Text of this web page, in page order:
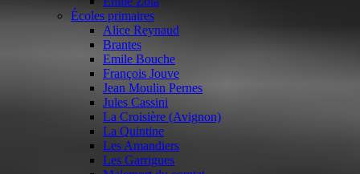
Écoles primaires
Alice Reynaud
Brantes
Emile Bouche
François Jouve
Jean Moulin Pernes
Jules Cassini
La Croisière (Avignon)
La Quintine
Les Amandiers
Les Garrigues